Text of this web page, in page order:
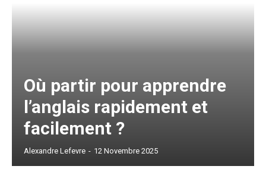
Où partir pour apprendre
l’anglais rapidement et
facilement ?
Alexandre Lefevre - 12 Novembre 2025